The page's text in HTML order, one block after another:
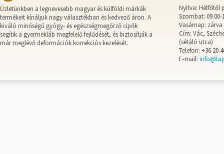
Üzletünkben a legnevesebb magyar és külföldi márkák
termékeit kínáljuk nagy választékban és kedvező áron. A
kiváló minőségű gyógy- és egészségmegőrző cipők
segítik a gyermekláb megfelelő fejlődését, és biztosítják a
már meglévő deformációk korrekciós kezelését.
Nyitva: Hétfőtől
Szombat: 09.00-
Vasárnap: zárva
Cím: Vác,
(sétáló utca)
Telefon: +36 20
E-mail: